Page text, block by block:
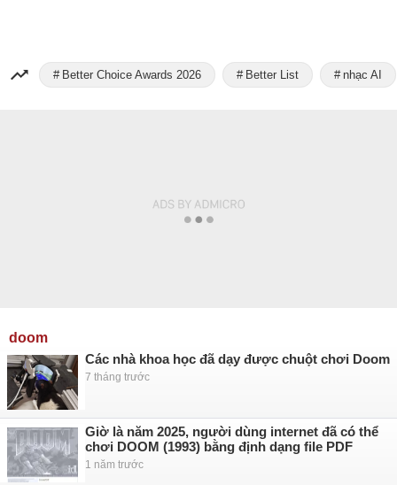
Better Choice Awards 2026 Better List nhạc AI
doom
Các nhà khoa học đã dạy được chuột chơi Doom
7 tháng trước
Giờ là năm 2025, người dùng internet đã có thể
chơi DOOM (1993) bằng định dạng file PDF
1 năm trước